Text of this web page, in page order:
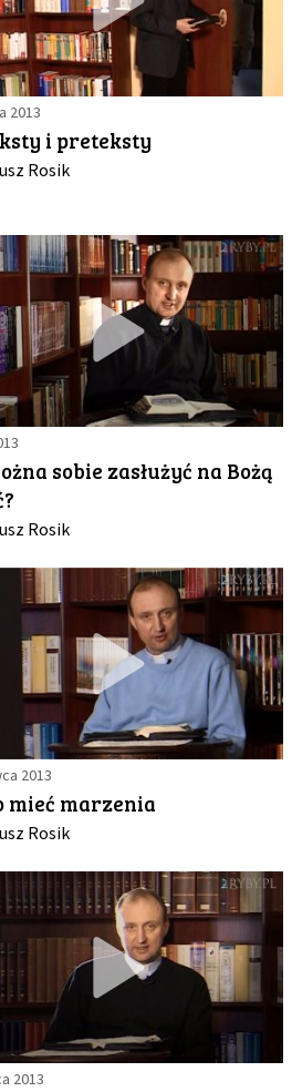
2013
i preteksty
Rosik
sobie zasłużyć na Bożą
Rosik
2013
mieć marzenia
Rosik
2013